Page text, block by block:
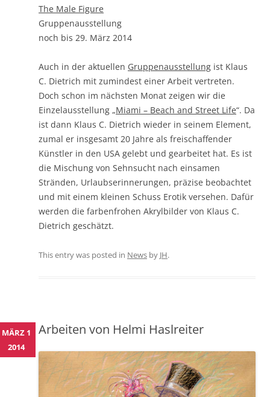
The Male Figure
Gruppenausstellung
noch bis 29. März 2014
Auch in der aktuellen Gruppenausstellung ist Klaus
C. Dietrich mit zumindest einer Arbeit vertreten.
Doch schon im nächsten Monat zeigen wir die
Einzelausstellung „Miami – Beach and Street Life“. Da
ist dann Klaus C. Dietrich wieder in seinem Element,
zumal er insgesamt 20 Jahre als freischaffender
Künstler in den USA gelebt und gearbeitet hat. Es ist
die Mischung von Sehnsucht nach einsamen
Stränden, Urlaubserinnerungen, präzise beobachtet
und mit einem kleinen Schuss Erotik versehen. Dafür
werden die farbenfrohen Akrylbilder von Klaus C.
Dietrich geschätzt.
This entry was posted in News by JH.
Arbeiten von Helmi Haslreiter
MÄRZ 1
2014